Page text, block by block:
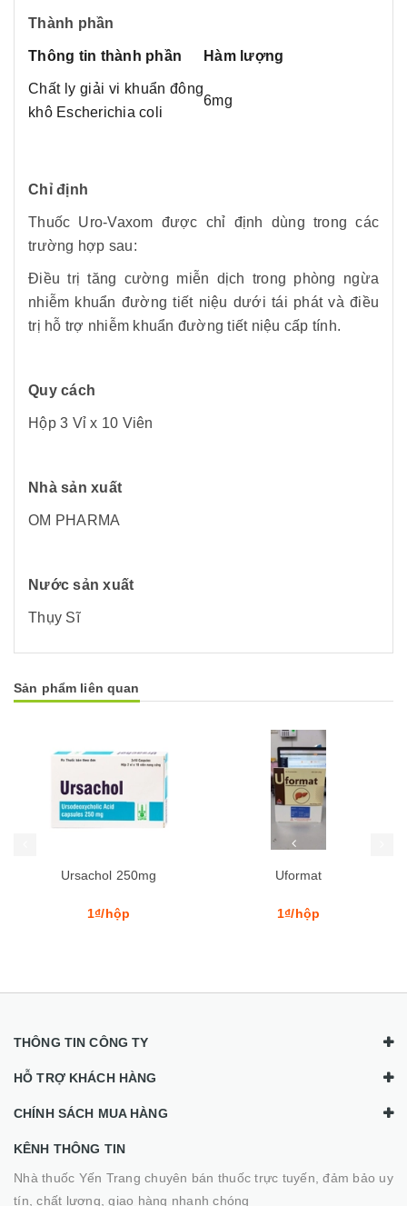
Thành phần
Thông tin thành phần Hàm lượng
Chất ly giải vi khuẩn đông
khô Escherichia coli
6mg
Chỉ định
Thuốc Uro-Vaxom được chỉ định dùng trong các
trường hợp sau:
Điều trị tăng cường miễn dịch trong phòng ngừa
nhiễm khuẩn đường tiết niệu dưới tái phát và điều
trị hỗ trợ nhiễm khuẩn đường tiết niệu cấp tính.
Quy cách
Hộp 3 Vỉ x 10 Viên
Nhà sản xuất
OM PHARMA
Nước sản xuất
Thụy Sĩ
Sản phẩm liên quan
Ursachol 250mg
1₫/hộp
Uformat
1₫/hộp
THÔNG TIN CÔNG TY
HỖ TRỢ KHÁCH HÀNG
CHÍNH SÁCH MUA HÀNG
KÊNH THÔNG TIN
Nhà thuốc Yến Trang chuyên bán thuốc trực tuyến, đảm bảo uy
tín, chất lượng, giao hàng nhanh chóng